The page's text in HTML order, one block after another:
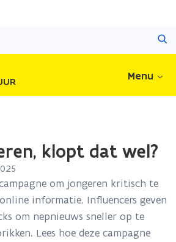
Menu
klopt dat wel?
om jongeren kritisch te
informatie. Influencers geven
om nepnieuws sneller op te
Lees hoe deze campagne